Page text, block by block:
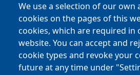
Bretagne Culture
des sites variés !
Sites
BCD
Bazhvalan
We use a selection of our
cookies on the pages of this
cookies, which are required in
website. You can accept and
cookie types and revoke your
future at any time under